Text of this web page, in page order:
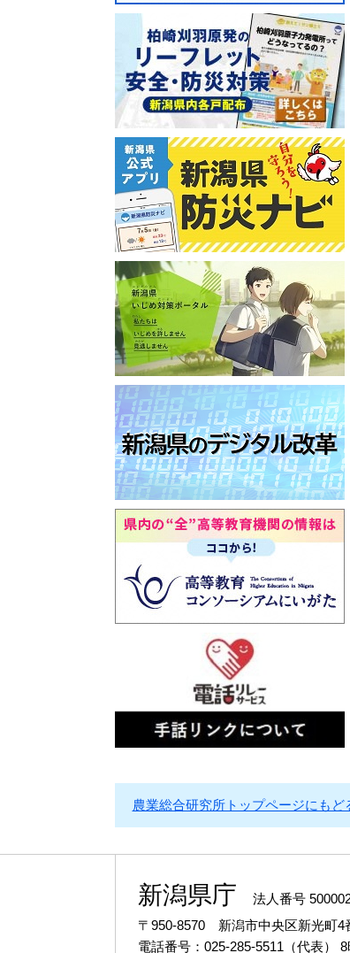
農業総合研究所トップページにもど
新潟県庁
法人番号
〒950-8570 新潟市中央区新光町4
電話番号：025-285-5511（代表）
8